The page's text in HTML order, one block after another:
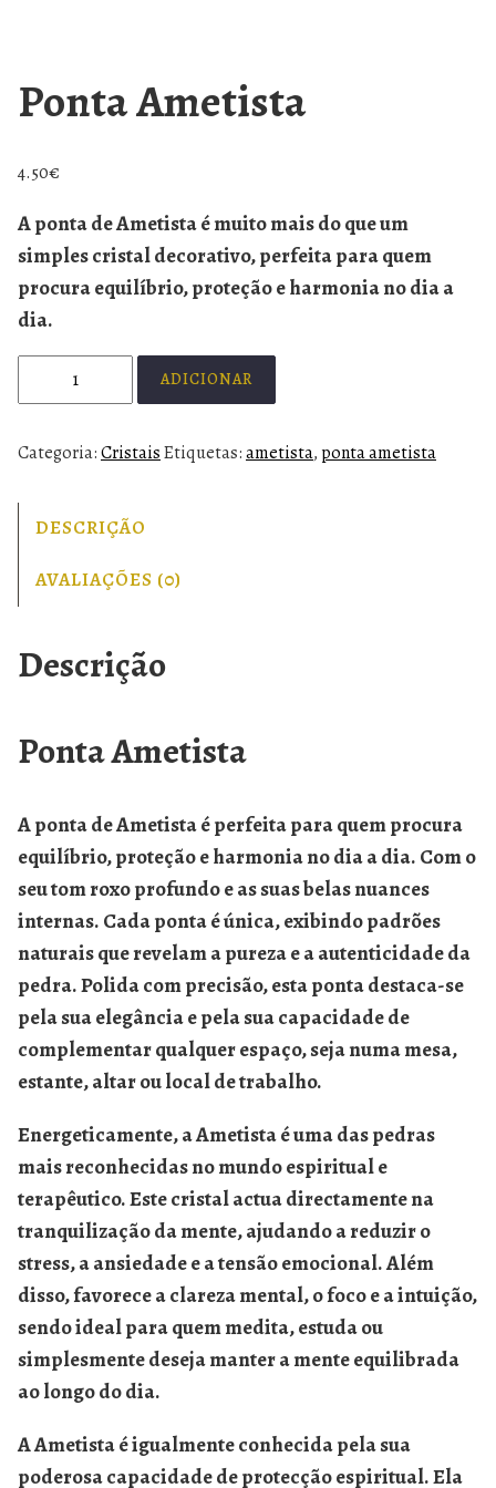
Ponta Ametista
4.50€
Aponta de Ametistaé muito mais do que um
simples cristal decorativo, perfeita para quem
procura equilíbrio, proteção e harmonia no dia a
dia.
ADICIONAR
Categoria:CristaisEtiquetas:ametista,ponta ametista
DESCRIÇÃO
AVALIAÇÕES (0)
Descrição
Ponta Ametista
Aponta de Ametistaé perfeita para quem procura
equilíbrio, proteção e harmonia no dia a dia. Com o
seu tom roxo profundo e as suas belas nuances
internas. Cada ponta é única, exibindo padrões
naturais que revelam a pureza e a autenticidade da
pedra. Polida com precisão, esta ponta destaca-se
pela sua elegância e pela sua capacidade de
complementar qualquer espaço, seja numa mesa,
estante, altar ou local de trabalho.
Energeticamente, aAmetistaé uma das pedras
mais reconhecidas no mundo espiritual e
terapêutico. Este cristal actua directamente na
tranquilização da mente, ajudando a reduzir o
stress, a ansiedade e a tensão emocional. Além
disso, favorece a clareza mental, o foco e a intuição,
sendo ideal para quem medita, estuda ou
simplesmente deseja manter a mente equilibrada
ao longo do dia.
A Ametista é igualmente conhecida pela sua
poderosa capacidade deprotecção espiritual. Ela